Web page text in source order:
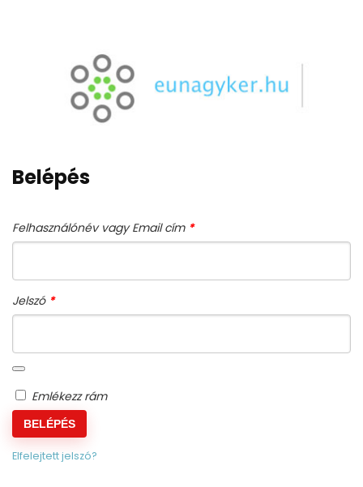
Belépés
Felhasználónév vagy Email cím *Kötelező
Jelszó *Kötelező
Emlékezz rám
BELÉPÉS
Elfelejtett jelszó?